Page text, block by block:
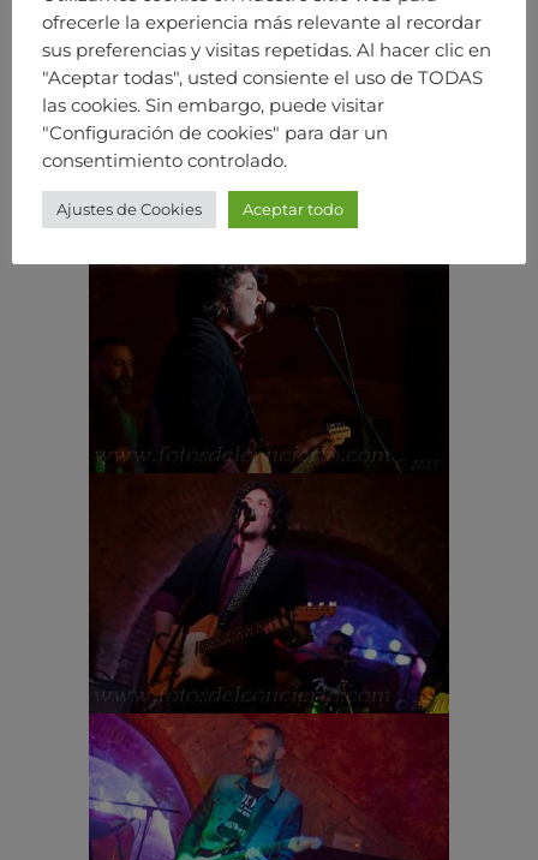
ofrecerle la experiencia más relevante al recordar
sus preferencias y visitas repetidas. Al hacer clic en
"Aceptar todas", usted consiente el uso de TODAS
las cookies. Sin embargo, puede visitar
"Configuración de cookies" para dar un
consentimiento controlado.
Ajustes de Cookies Aceptar todo